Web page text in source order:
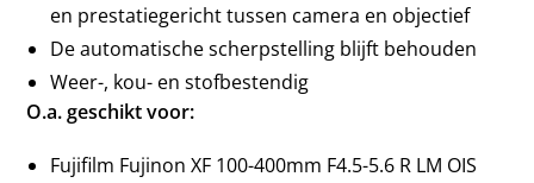
en prestatiegericht tussen camera en objectief
De automatische scherpstelling blijft behouden
Weer-, kou- en stofbestendig
O.a. geschikt voor:
Fujifilm Fujinon XF 100-400mm F4.5-5.6 R LM OIS